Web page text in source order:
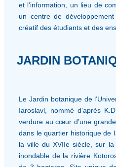
et l’information, un lieu de
un centre de
créatif des étudiants et des
JARDIN
Le Jardin botanique de
Iaroslavl, nommé d’après
verdure au cœur d’une
dans le quartier historique de
la ville du XVIIe siècle, sur
inondable de la rivière